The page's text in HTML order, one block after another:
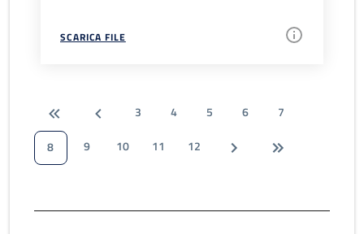
SCARICA FILE
3 4 5 6
7
8
9 10 11 12